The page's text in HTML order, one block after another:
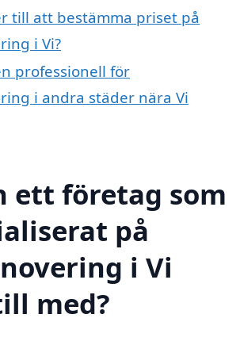
till att bestämma priset på
i Vi?
professionell för
i andra städer nära Vi
ett företag som
på
i Vi
med?